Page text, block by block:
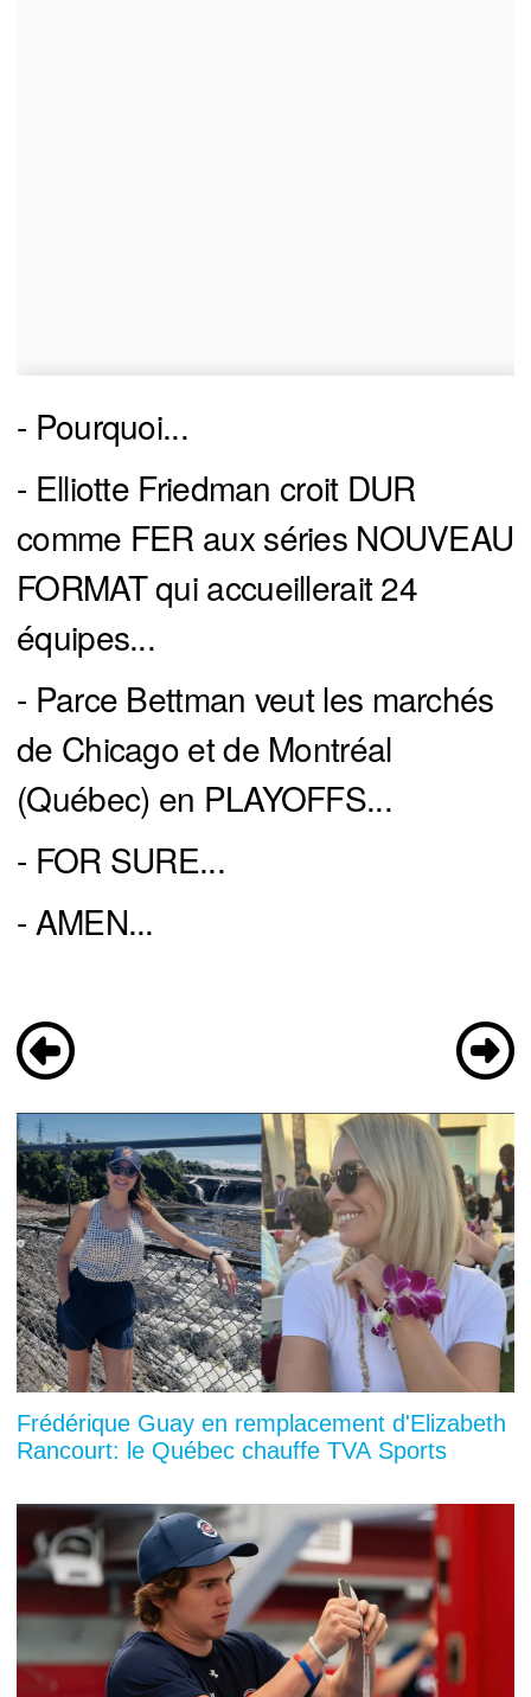
- Pourquoi...
- Elliotte Friedman croit DUR
comme FER aux séries NOUVEAU
FORMAT qui accueillerait 24
équipes...
- Parce Bettman veut les marchés
de Chicago et de Montréal
(Québec) en PLAYOFFS...
- FOR SURE...
- AMEN...
Frédérique Guay en remplacement d'Elizabeth
Rancourt: le Québec chauffe TVA Sports